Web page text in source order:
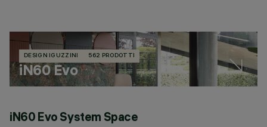
DESIGN IGUZZINI 562 PRODOTTI
iN60 Evo
iN60 Evo System Space